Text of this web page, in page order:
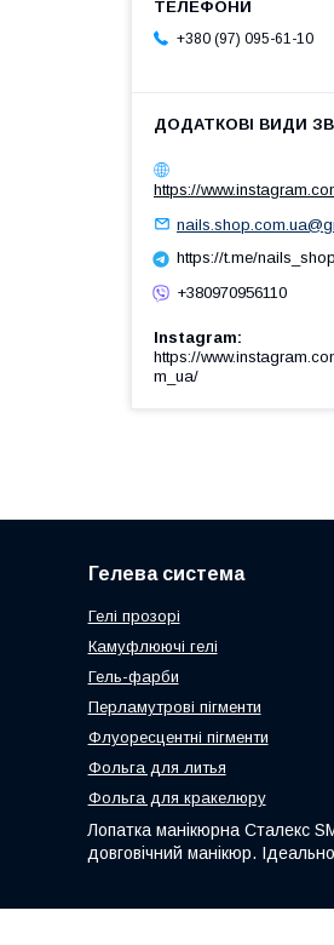
+380 (97) 095-61-10
https://
https://t.me/
+380970956110
Instagram
https://
m_ua/
Гелева система
Гелі прозорі
Камуфлюючі гелі
Гель-фарби
Перламутрові пігменти
Флуоресцентні пігменти
Фольга для литья
Фольга для кракелюру
Лопатка манікюрна Сталекс
довговічний манікюр.